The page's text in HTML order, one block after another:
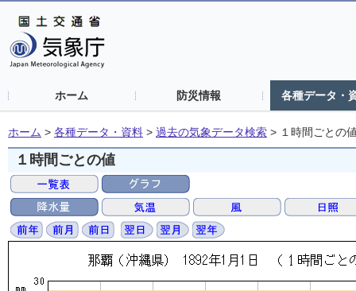
ホーム 防災情報 各種データ・
ホーム > 各種データ・資料 > 過去の気象データ検索 > １時間ごとの
１時間ごとの値